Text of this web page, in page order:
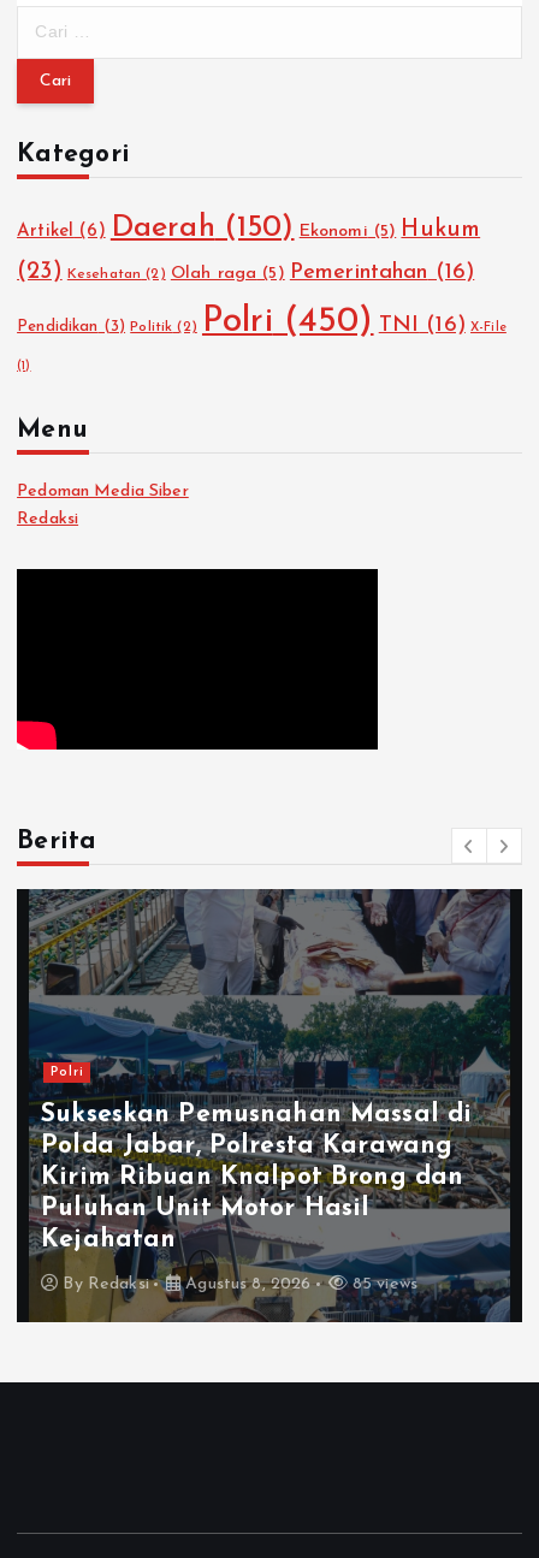
i
n
t
k
:
Kategori
Artikel (6) Daerah (150) Ekonomi (5) Hukum
(23)
Kesehatan (2) Olah raga (5) Pemerintahan (16)
Pendidikan (3) Politik (2) Polri (450) TNI (16) X-File
(1)
Menu
Pedoman Media Siber
Redaksi
Berita
Massal di
Polresta Karawang
Knalpot Brong dan
Motor Hasil
8, 2026 85 views
Polri
Polresta
Peredaran
Tertentu,
ByRedaksi